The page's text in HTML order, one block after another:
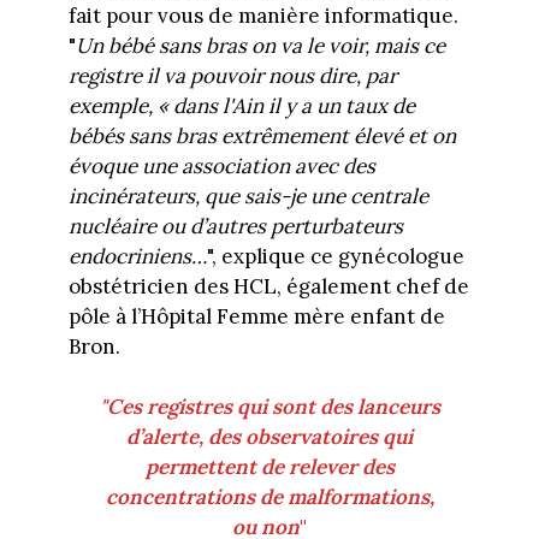
fait pour vous de manière informatique.
"Un bébé sans bras on va le voir, mais ce
registre il va pouvoir nous dire, par
exemple, « dans l'Ain il y a un taux de
bébés sans bras extrêmement élevé et on
évoque une association avec des
incinérateurs, que sais-je une centrale
nucléaire ou d’autres perturbateurs
endocriniens…", explique ce gynécologue
obstétricien des HCL, également chef de
pôle à l’Hôpital Femme mère enfant de
Bron.
"Ces registres qui sont des lanceurs
d’alerte, des observatoires qui
permettent de relever des
concentrations de malformations,
ou non"